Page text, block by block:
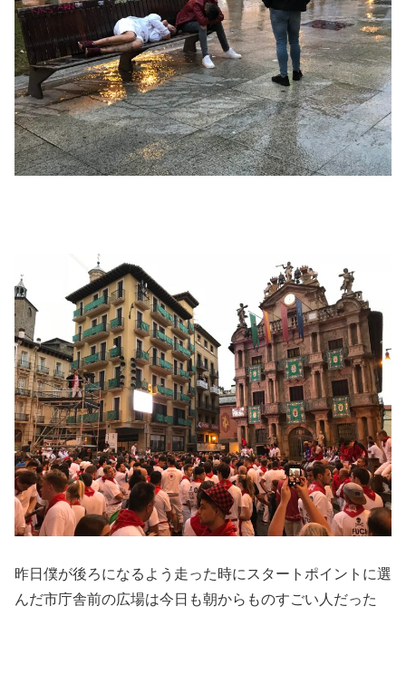
昨日僕が後ろになるよう走った時にスタートポイントに選
んだ市庁舎前の広場は今日も朝からものすごい人だった